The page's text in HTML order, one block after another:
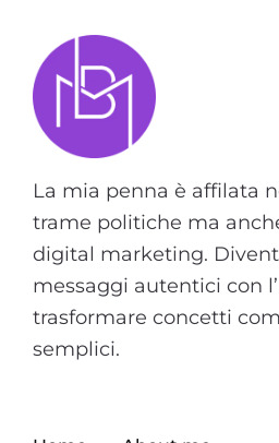
La mia penna è affilata
trame politiche ma
digital marketing.
messaggi autentici con
trasformare concetti
semplici.